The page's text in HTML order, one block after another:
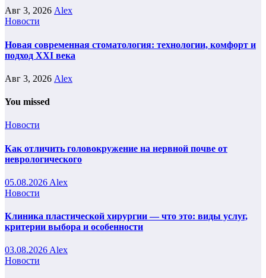
Авг 3, 2026 Alex
Новости
Новая современная стоматология: технологии, комфорт и
подход XXI века
Авг 3, 2026 Alex
You missed
Новости
Как отличить головокружение на нервной почве от
неврологического
05.08.2026 Alex
Новости
Клиника пластической хирургии — что это: виды услуг,
критерии выбора и особенности
03.08.2026 Alex
Новости